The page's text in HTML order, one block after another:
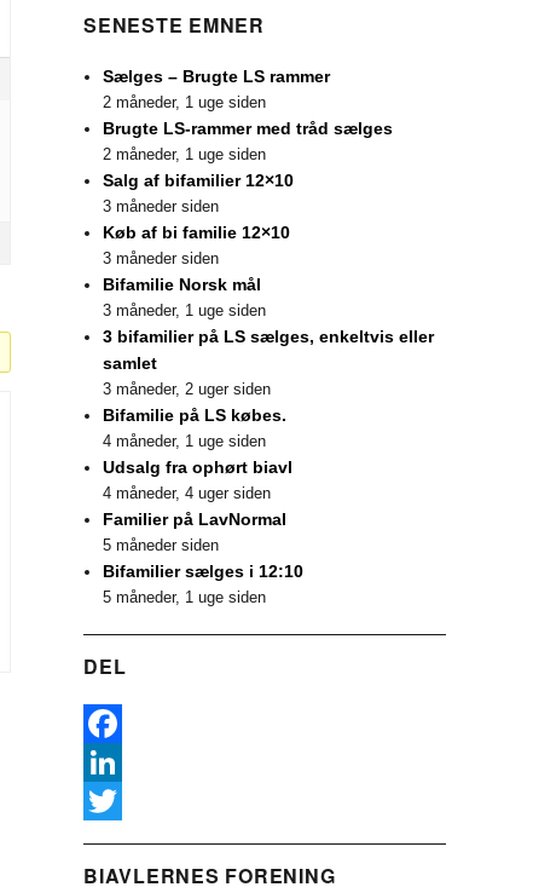
SENESTE EMNER
Sælges – Brugte LS rammer
2 måneder, 1 uge siden
Brugte LS-rammer med tråd sælges
2 måneder, 1 uge siden
Salg af bifamilier 12×10
3 måneder siden
Køb af bi familie 12×10
3 måneder siden
Bifamilie Norsk mål
3 måneder, 1 uge siden
3 bifamilier på LS sælges, enkeltvis eller
samlet
3 måneder, 2 uger siden
Bifamilie på LS købes.
4 måneder, 1 uge siden
Udsalg fra ophørt biavl
4 måneder, 4 uger siden
Familier på LavNormal
5 måneder siden
Bifamilier sælges i 12:10
5 måneder, 1 uge siden
DEL
F
a
e
L
nw
BIAVLERNES FORENING